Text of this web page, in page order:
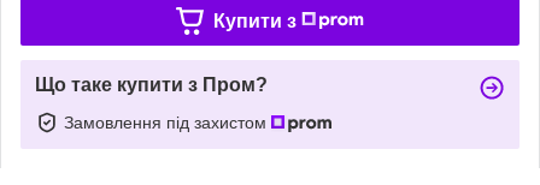
Купити з
Що таке купити з Пром?
Замовлення під захистом